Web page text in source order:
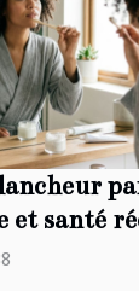
et santé